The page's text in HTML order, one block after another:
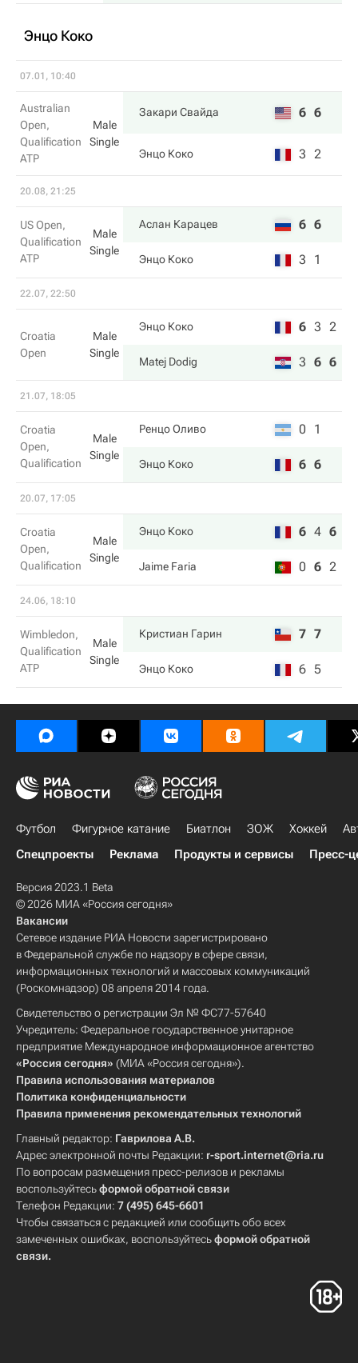
Энцо Коко
07.01, 10:40
Australian
Open,
Qualification
ATP
Male
Single
Закари Свайда 6 6
Энцо Коко 3 2
20.08, 21:25
US Open,
Qualification
ATP
Male
Single
Аслан Карацев 6 6
Энцо Коко 3 1
22.07, 22:50
Croatia
Open
Male
Single
Энцо Коко 6 3 2
Matej Dodig 3 6 6
21.07, 18:05
Croatia
Open,
Qualification
Male
Single
Ренцо Оливо 0 1
Энцо Коко 6 6
20.07, 17:05
Croatia
Open,
Qualification
Male
Single
Энцо Коко 6 4 6
Jaime Faria 0 6 2
24.06, 18:10
Wimbledon,
Qualification
ATP
Male
Single
Кристиан Гарин 7 7
Энцо Коко 6 5
Футбол Фигурное катание Биатлон ЗОЖ Хоккей
Спецпроекты
Реклама Продукты и сервисы Пресс-
Версия 2023.1 Beta
© 2026 МИА «Россия сегодня»
Вакансии
Сетевое издание РИА Новости зарегистрировано
в Федеральной службе по надзору в сфере связи,
информационных технологий и массовых коммуникаций
(Роскомнадзор) 08 апреля 2014 года.
Свидетельство о регистрации Эл № ФС77-57640
Учредитель: Федеральное государственное унитарное
предприятие Международное информационное агентство
«Россия сегодня» (МИА «Россия сегодня»).
Правила использования материалов
Политика конфиденциальности
Правила применения рекомендательных технологий
Главный редактор: Гаврилова А.В.
Адрес электронной почты Редакции: r-sport.internet@ria.ru
По вопросам размещения пресс-релизов и рекламы
воспользуйтесьформой обратной связи
Телефон Редакции: 7 (495) 645-6601
Чтобы связаться с редакцией или сообщить обо всех
замеченных ошибках, воспользуйтесьформой обратной
связи.